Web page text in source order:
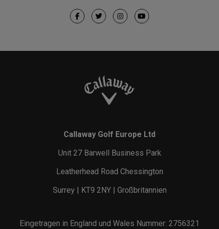
Callaway Golf Europe Ltd
Unit 27 Barwell Business Park
Leatherhead Road Chessington
Surrey | KT9 2NY | Großbritannien
Eingetragen in England und Wales Nummer: 2756321